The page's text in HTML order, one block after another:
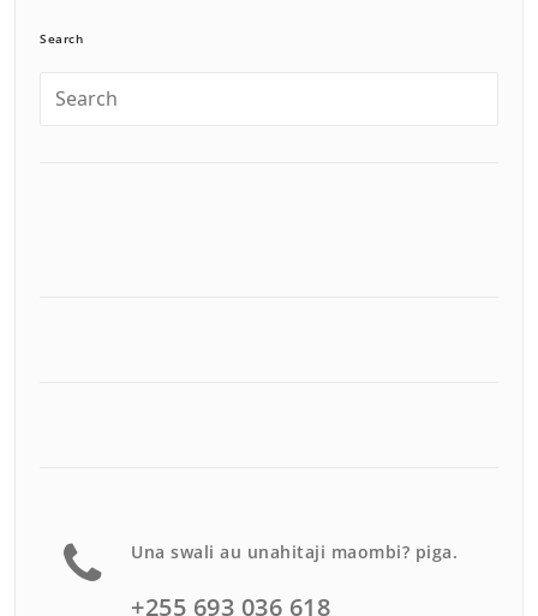
Search
Una swali au unahitaji maombi? piga.
+255 693 036 618